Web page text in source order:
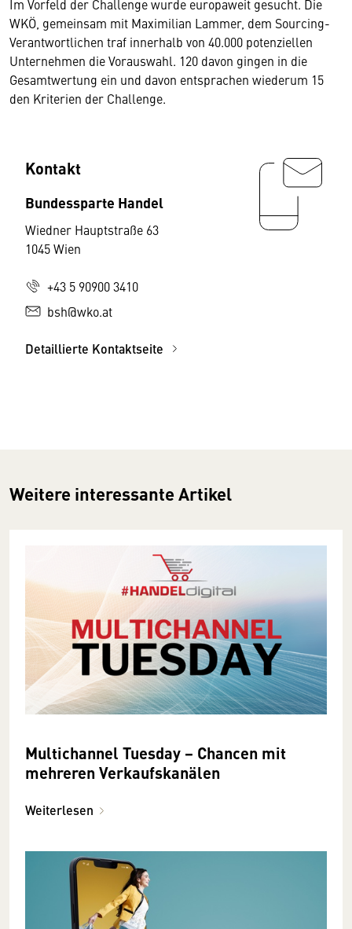
Im Vorfeld der Challenge wurde europaweit gesucht. Die
WKÖ, gemeinsam mit Maximilian Lammer, dem Sourcing-
Verantwortlichen traf innerhalb von 40.000 potenziellen
Unternehmen die Vorauswahl. 120 davon gingen in die
Gesamtwertung ein und davon entsprachen wiederum 15
den Kriterien der Challenge.
Kontakt
Bundessparte Handel
Wiedner Hauptstraße 63
1045 Wien
+43 5 90900 3410
bsh@wko.at
Detaillierte Kontaktseite
Weitere interessante Artikel
Multichannel Tuesday − Chancen mit
mehreren Verkaufskanälen
Weiterlesen